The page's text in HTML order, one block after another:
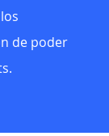
de poder